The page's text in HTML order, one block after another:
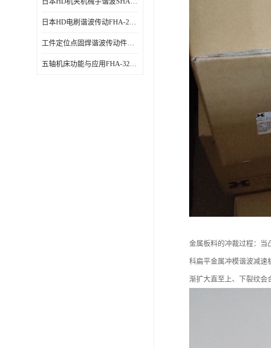
日本HD电刷谐波传动FHA-25C-50-E250-C
工件定位点固焊谐波传动件哈默纳科CSF-45-100-2UH
五轴机床功能与应用FHA-32C-50-US250
金属板料的冲裁过程：当
科扁平金属冲模谐波减速
渐扩大直至上、下裂纹会